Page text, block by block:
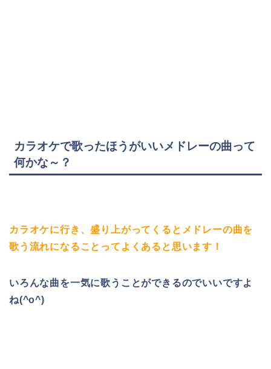
カラオケで歌ったほうがいいメドレーの曲って
何かな～？
カラオケに行き、盛り上がってくるとメドレーの曲を
歌う流れになることってよくあると思います！
いろんな曲を一気に歌うことができるのでいいですよ
ね(^o^)